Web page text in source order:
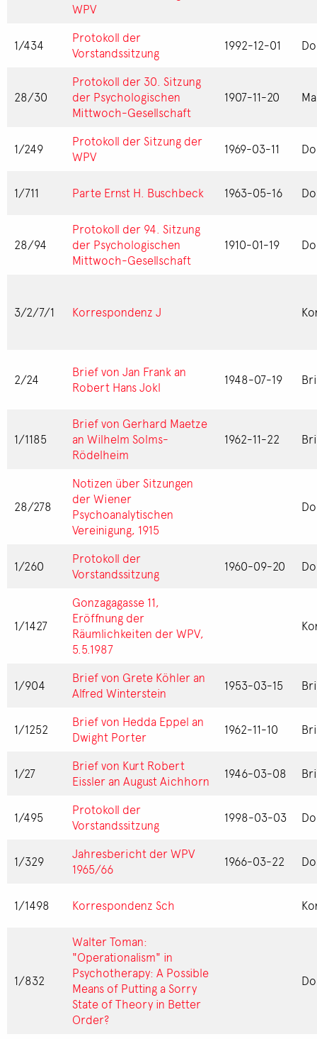
WPV
1/434
Protokoll der
Vorstandssitzung
1992-12-01
28/30
Protokoll der 30. Sitzung
der Psychologischen
Mittwoch-Gesellschaft
1907-11-20
1/249
Protokoll der Sitzung der
WPV
1969-03-11
1/711 Parte Ernst H. Buschbeck 1963-05-16
28/94
Protokoll der 94. Sitzung
der Psychologischen
Mittwoch-Gesellschaft
1910-01-19
3/2/7/1 Korrespondenz J
2/24
Brief von Jan Frank an
Robert Hans Jokl
1948-07-19
1/1185
Brief von Gerhard Maetze
an Wilhelm Solms-
Rödelheim
1962-11-22
28/278
Notizen über Sitzungen
der Wiener
Psychoanalytischen
Vereinigung, 1915
1/260
Protokoll der
Vorstandssitzung
1960-09-20
1/1427
Gonzagagasse 11,
Eröffnung der
Räumlichkeiten der WPV,
5.5.1987
1/904
Brief von Grete Köhler an
Alfred Winterstein
1953-03-15
1/1252
Brief von Hedda Eppel an
Dwight Porter
1962-11-10
1/27
Brief von Kurt Robert
Eissler an August Aichhorn
1946-03-08
1/495
Protokoll der
Vorstandssitzung
1998-03-03
1/329
Jahresbericht der WPV
1965/66
1966-03-22
1/1498 Korrespondenz Sch
1/832
Walter Toman:
"Operationalism" in
Psychotherapy: A Possible
Means of Putting a Sorry
State of Theory in Better
Order?